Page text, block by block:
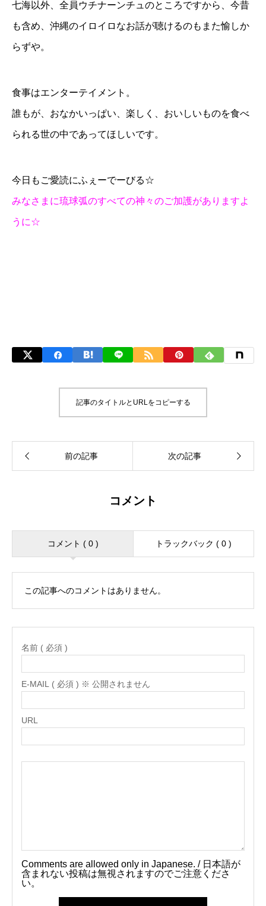
七海以外、全員ウチナーンチュのところですから、今昔
も含め、沖縄のイロイロなお話が聴けるのもまた愉しか
らずや。
食事はエンターテイメント。
誰もが、おなかいっぱい、楽しく、おいしいものを食べ
られる世の中であってほしいです。
今日もご愛読にふぇーでーびる☆
みなさまに琉球弧のすべての神々のご加護がありますよ
うに☆
記事のタイトルとURLをコピーする
コメント
コメント ( 0 ) トラックバック ( 0 )
この記事へのコメントはありません。
名前 ( 必須 )
E-MAIL ( 必須 ) ※ 公開されません
URL
Comments are allowed only in Japanese. / 日本語が
含まれない投稿は無視されますのでご注意くださ
い。